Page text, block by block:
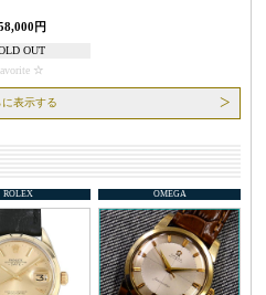
円
OUT
に表示する
ROLEX OMEGA